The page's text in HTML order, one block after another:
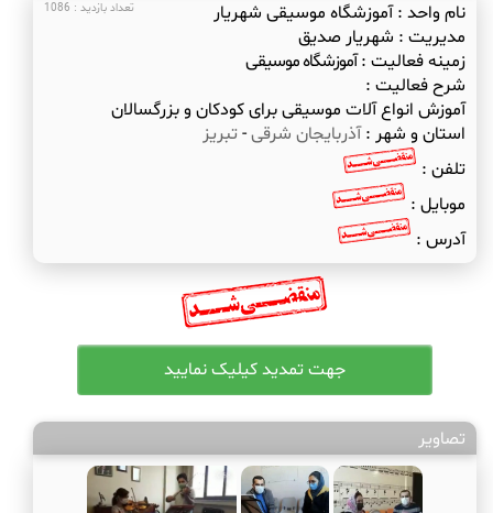
تعداد بازدید : 1086 نام واحد :آموزشگاه موسیقی شهریار
مدیریت : شهریار صدیق
زمینه فعالیت :آموزشگاه موسیقی
شرح فعالیت :
آموزش انواع آلات موسیقی برای کودکان و بزرگسالان
استان و شهر :آذربایجان شرقی- تبریز
تلفن :
موبایل :
آدرس :
تصاویر